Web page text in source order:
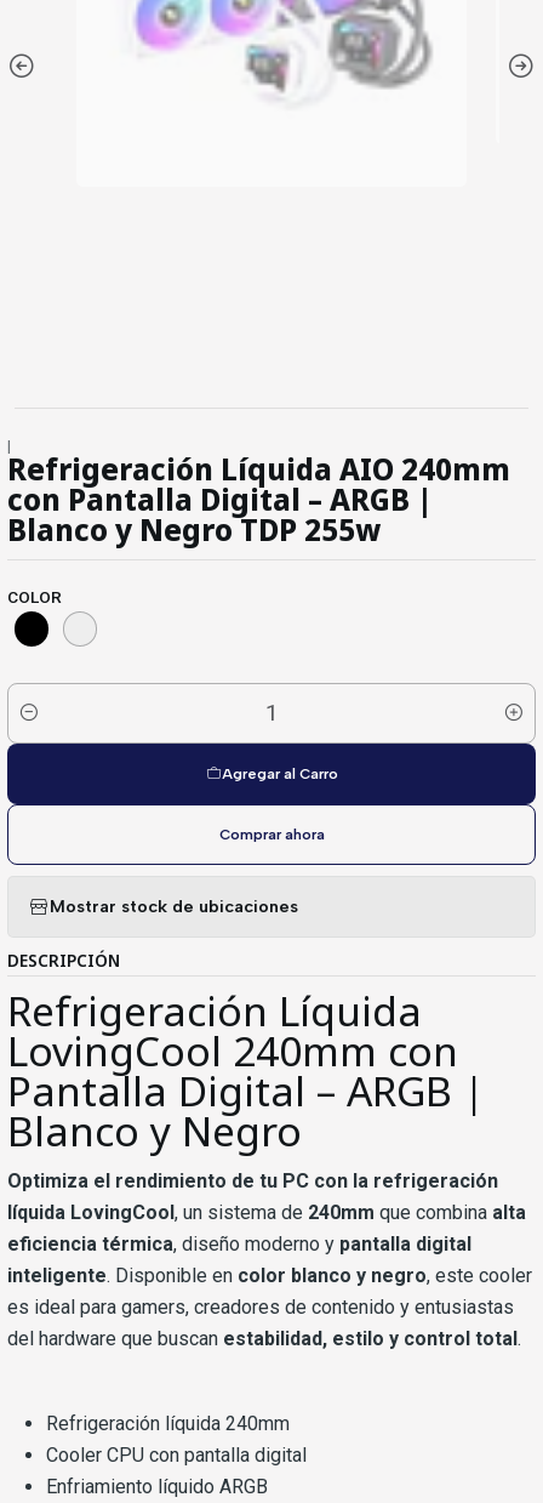
|
Refrigeración Líquida AIO 240mm
con Pantalla Digital – ARGB |
Blanco y Negro TDP 255w
COLOR
Cantidad
Agregar al Carro
Comprar ahora
Mostrar stock de ubicaciones
DESCRIPCIÓN
Refrigeración Líquida
LovingCool 240mm con
Pantalla Digital – ARGB |
Blanco y Negro
Optimiza el rendimiento de tu PC con la refrigeración
líquida LovingCool, un sistema de 240mm que combina alta
eficiencia térmica, diseño moderno y pantalla digital
inteligente. Disponible en color blanco y negro, este cooler
es ideal para gamers, creadores de contenido y entusiastas
del hardware que buscan estabilidad, estilo y control total.
Refrigeración líquida 240mm
Cooler CPU con pantalla digital
Enfriamiento líquido ARGB